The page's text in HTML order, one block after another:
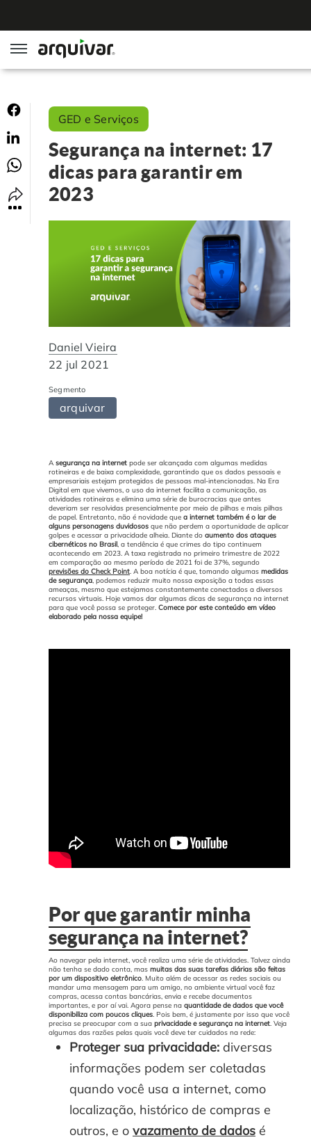
ArqSign
Soluções
Gestão de Documentos
Digitalização
Software para BPM
Educação Corporativa
Gerenciamento de NF-e
Assinatura Digital
Auditoria de Processos
Transformação Digital
Gestão do Departamento Pessoal
Segmentos
Agronegócio
Instituições de Ensino
Departamento Pessoal
Cooperativas
Cases de Sucesso
Nossas Unidades
Blog
GED e Serviços
Segurança na internet: 17
dicas para garantir em
2023
Daniel Vieira
22 jul 2021
Segmento
arquivar
A segurança na internet pode ser alcançada com algumas medidas
rotineiras e de baixa complexidade, garantindo que os dados pessoais e
empresariais estejam protegidos de pessoas mal-intencionadas. Na Era
Digital em que vivemos, o uso da internet facilita a comunicação, as
atividades rotineiras e elimina uma série de burocracias que antes
deveriam ser resolvidas presencialmente por meio de pilhas e mais pilhas
de papel. Entretanto, não é novidade que a internet também é o lar de
alguns personagens duvidosos que não perdem a oportunidade de aplicar
golpes e acessar a privacidade alheia. Diante do aumento dos ataques
cibernéticos no Brasil, a tendência é que crimes do tipo continuem
acontecendo em 2023. A taxa registrada no primeiro trimestre de 2022
em comparação ao mesmo período de 2021 foi de 37%, segundo
previsões do Check Point. A boa notícia é que, tomando algumas medidas
de segurança, podemos reduzir muito nossa exposição a todas essas
ameaças, mesmo que estejamos constantemente conectados a diversos
recursos virtuais. Hoje vamos dar algumas dicas de segurança na internet
para que você possa se proteger. Comece por este conteúdo em vídeo
elaborado pela nossa equipe!
Por que garantir minha
segurança na internet?
Ao navegar pela internet, você realiza uma série de atividades. Talvez ainda
não tenha se dado conta, mas muitas das suas tarefas diárias são feitas
por um dispositivo eletrônico. Muito além de acessar as redes sociais ou
mandar uma mensagem para um amigo, no ambiente virtual você faz
compras, acessa contas bancárias, envia e recebe documentos
importantes, e por aí vai. Agora pense na quantidade de dados que você
disponibiliza com poucos cliques. Pois bem, é justamente por isso que você
precisa se preocupar com a sua privacidade e segurança na internet. Veja
algumas das razões pelas quais você deve ter cuidados na rede:
Proteger sua privacidade: diversas
informações podem ser coletadas
quando você usa a internet, como
localização, histórico de compras e
outros, e o vazamento de dados é